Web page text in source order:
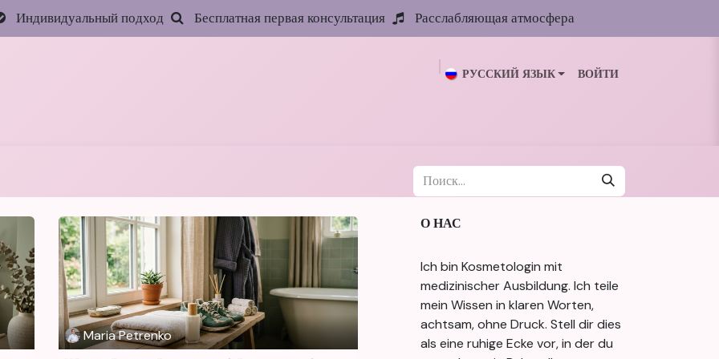
Индивидуальный подход Бесплатная первая консультация Расслабляющая атмосфера
РУССКИЙ ЯЗЫК ВОЙТИ
Maria Petrenko
О НАС
Ich bin Kosmetologin mit
medizinischer Ausbildung. Ich teile
mein Wissen in klaren Worten,
achtsam, ohne Druck. Stell dir dies
als eine ruhige Ecke vor, in der du